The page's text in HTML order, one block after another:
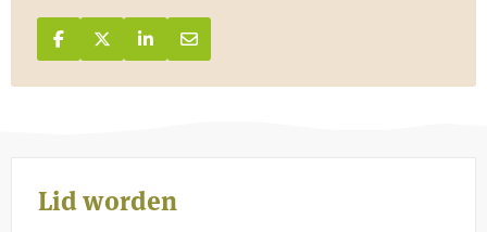
Deel op Facebook
Deel
op
Deel op X
Deel
op
Deel op LinkedIn
Deel
op
Deel via e-mail
Deel
via
Lid worden